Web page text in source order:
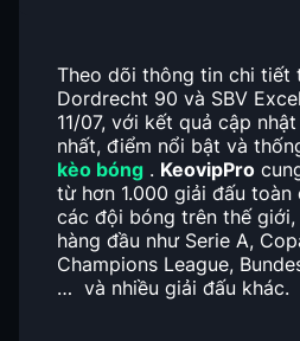
Theo dõi thông tin chi tiết
Dordrecht 90 và SBV
11/07, với kết quả cập
nhất, điểm nổi bật và
kèo bóng . KeovipPro
từ hơn 1.000 giải đấu
các đội bóng trên thế
hàng đầu như Serie A,
Champions League,
… và nhiều giải đấu khác.